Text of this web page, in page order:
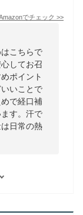
でチェック >>
こちらで
してお召
ポイント
いことで
で経口補
す。汗で
日常の熱